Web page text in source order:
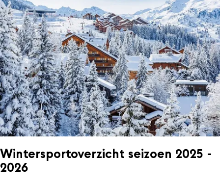
Wintersportoverzicht seizoen 2025 -
2026